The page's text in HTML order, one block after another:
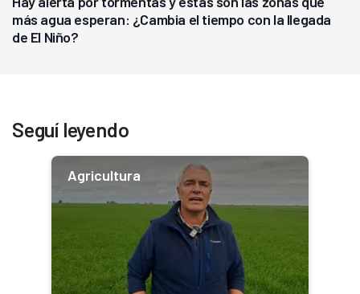
más agua esperan: ¿Cambia el tiempo con la llegada
de El Niño?
Seguí leyendo
Agricultura